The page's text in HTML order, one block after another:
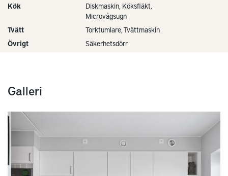
Kök
Diskmaskin, Köksfläkt,
Microvågsugn
Tvätt
Torktumlare, Tvättmaskin
Övrigt
Säkerhetsdörr
Galleri